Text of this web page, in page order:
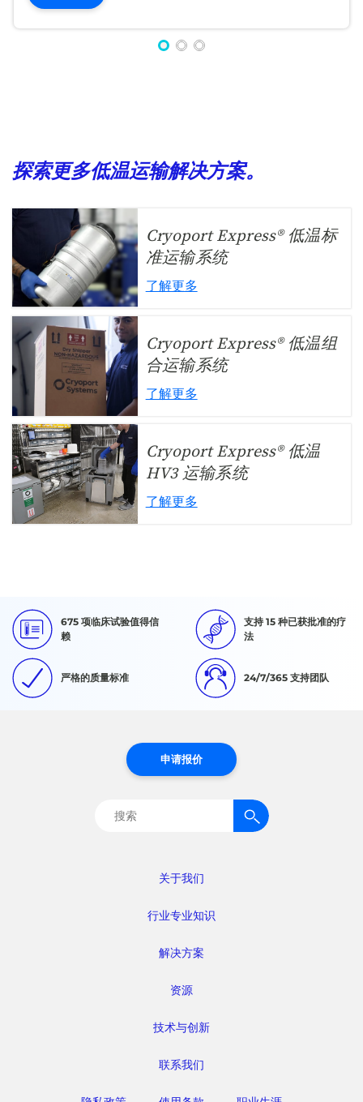
探索更多低温运输解决方案。
Cryoport Express® 低温标
准运输系统
了解更多
Cryoport Express® 低温组
合运输系统
了解更多
Cryoport Express® 低温
HV3 运输系统
了解更多
675 项临床试验值得信
赖
支持 15 种已获批准的疗
法
严格的质量标准 24/7/365 支持团队
关于我们
行业专业知识
解决方案
资源
技术与创新
联系我们
申请报价
搜